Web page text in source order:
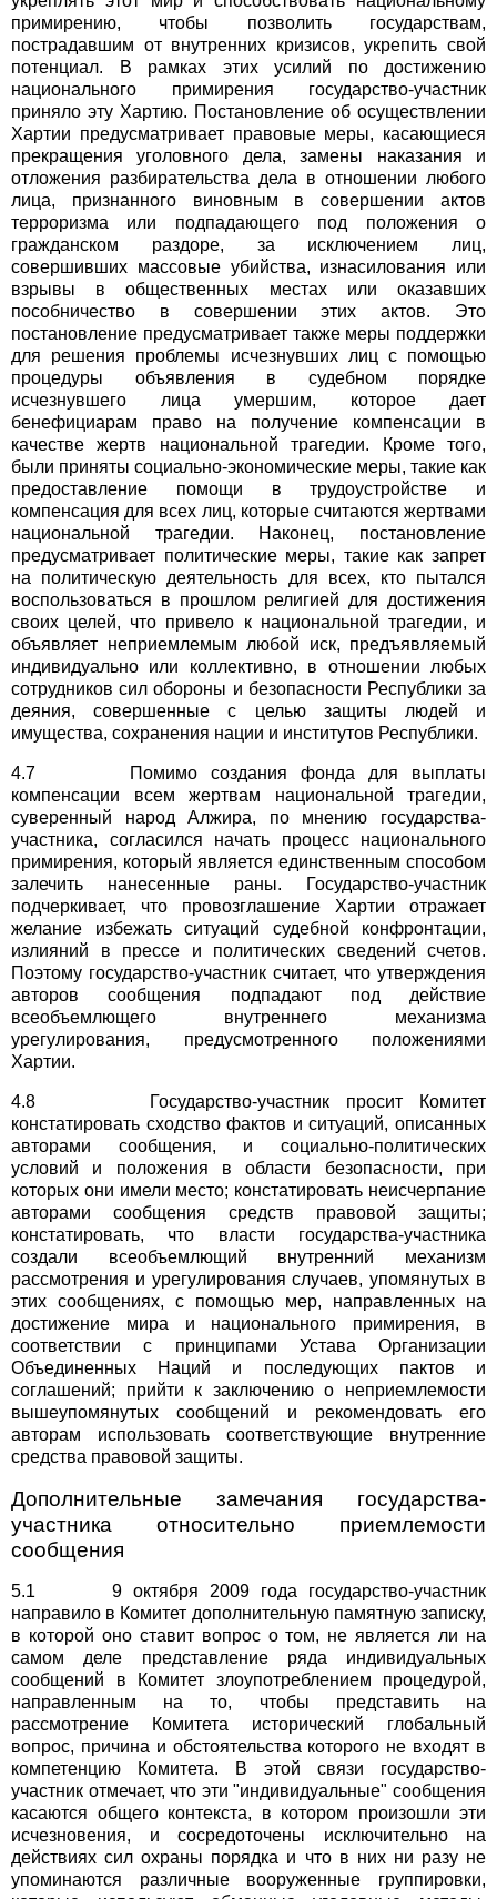
примирению, чтобы позволить государствам,
пострадавшим от внутренних кризисов, укрепить свой
потенциал. В рамках этих усилий по достижению
национального примирения государство-участник
приняло эту Хартию. Постановление об осуществлении
Хартии предусматривает правовые меры, касающиеся
прекращения уголовного дела, замены наказания и
отложения разбирательства дела в отношении любого
лица, признанного виновным в совершении актов
терроризма или подпадающего под положения о
гражданском раздоре, за исключением лиц,
совершивших массовые убийства, изнасилования или
взрывы в общественных местах или оказавших
пособничество в совершении этих актов. Это
постановление предусматривает также меры поддержки
для решения проблемы исчезнувших лиц с помощью
процедуры объявления в судебном порядке
исчезнувшего лица умершим, которое дает
бенефициарам право на получение компенсации в
качестве жертв национальной трагедии. Кроме того,
были приняты социально-экономические меры, такие как
предоставление помощи в трудоустройстве и
компенсация для всех лиц, которые считаются жертвами
национальной трагедии. Наконец, постановление
предусматривает политические меры, такие как запрет
на политическую деятельность для всех, кто пытался
воспользоваться в прошлом религией для достижения
своих целей, что привело к национальной трагедии, и
объявляет неприемлемым любой иск, предъявляемый
индивидуально или коллективно, в отношении любых
сотрудников сил обороны и безопасности Республики за
деяния, совершенные с целью защиты людей и
имущества, сохранения нации и институтов Республики.
4.7 Помимо создания фонда для выплаты
компенсации всем жертвам национальной трагедии,
суверенный народ Алжира, по мнению государства-
участника, согласился начать процесс национального
примирения, который является единственным способом
залечить нанесенные раны. Государство-участник
подчеркивает, что провозглашение Хартии отражает
желание избежать ситуаций судебной конфронтации,
излияний в прессе и политических сведений счетов.
Поэтому государство-участник считает, что утверждения
авторов сообщения подпадают под действие
всеобъемлющего внутреннего механизма
урегулирования, предусмотренного положениями
Хартии.
4.8 Государство-участник просит Комитет
констатировать сходство фактов и ситуаций, описанных
авторами сообщения, и социально-политических
условий и положения в области безопасности, при
которых они имели место; констатировать неисчерпание
авторами сообщения средств правовой защиты;
констатировать, что власти государства-участника
создали всеобъемлющий внутренний механизм
рассмотрения и урегулирования случаев, упомянутых в
этих сообщениях, с помощью мер, направленных на
достижение мира и национального примирения, в
соответствии с принципами Устава Организации
Объединенных Наций и последующих пактов и
соглашений; прийти к заключению о неприемлемости
вышеупомянутых сообщений и рекомендовать его
авторам использовать соответствующие внутренние
средства правовой защиты.
Дополнительные замечания государства-
участника относительно приемлемости
сообщения
5.1 9 октября 2009 года государство-участник
направило в Комитет дополнительную памятную записку,
в которой оно ставит вопрос о том, не является ли на
самом деле представление ряда индивидуальных
сообщений в Комитет злоупотреблением процедурой,
направленным на то, чтобы представить на
рассмотрение Комитета исторический глобальный
вопрос, причина и обстоятельства которого не входят в
компетенцию Комитета. В этой связи государство-
участник отмечает, что эти "индивидуальные" сообщения
касаются общего контекста, в котором произошли эти
исчезновения, и сосредоточены исключительно на
действиях сил охраны порядка и что в них ни разу не
упоминаются различные вооруженные группировки,